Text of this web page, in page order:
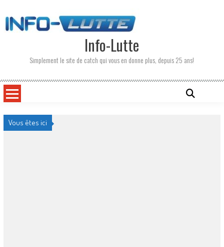
to
content
Info-Lutte
Simplement le site de catch qui vous en donne plus, depuis 25 ans!
Vous êtes ici